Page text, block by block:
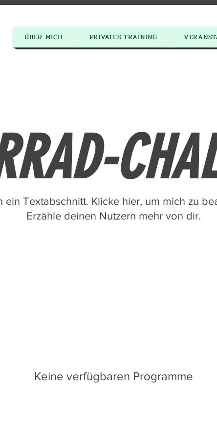
ÜBER MICH PRIVATES TRAINING
ein Textabschnitt. Klicke hier, um mich zu
Erzähle deinen Nutzern mehr von dir.
Keine verfügbaren Programme